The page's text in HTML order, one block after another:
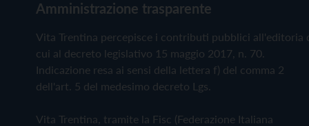
Amministrazione trasparente
Vita Trentina percepisce i contributi pubblici all'editoria
cui al decreto legislativo 15 maggio 2017, n. 70.
Indicazione resa ai sensi della lettera f) del comma 2
dell'art. 5 del medesimo decreto Lgs.
Vita Trentina, tramite la Fisc (Federazione Italiana